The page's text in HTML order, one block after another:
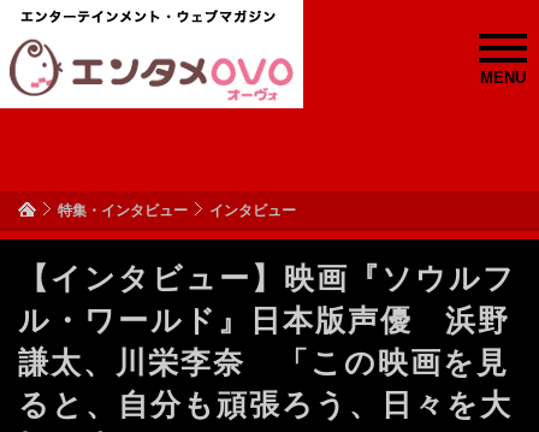
MENU
特集・インタビュー インタビュー
【インタビュー】映画『ソウルフ
ル・ワールド』日本版声優 浜野
謙太、川栄李奈 「この映画を見
ると、自分も頑張ろう、日々を大